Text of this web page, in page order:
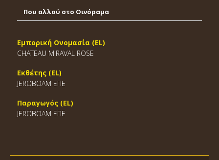
Που αλλού στο Οινόραμα
Εμπορική Ονομασία (EL)
CHATEAU MIRAVAL ROSE
Εκθέτης (EL)
JEROBOAM EΠΕ
Παραγωγός (EL)
JEROBOAM EΠΕ